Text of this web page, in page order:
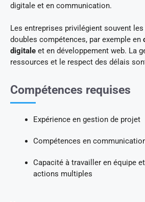
digitale et en communication.
Les entreprises privilégient souvent
doubles compétences, par exemple en
digitale et en développement web. La
ressources et le respect des délais
Compétences requises
Expérience en gestion de projet
Compétences en
Capacité à travailler en équipe
actions multiples